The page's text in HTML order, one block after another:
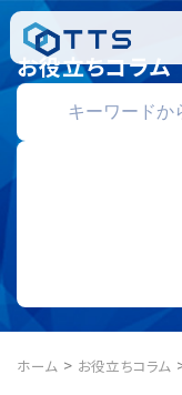
お役立ちコラム
ホーム お役立ちコラム